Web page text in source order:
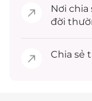
Nơi
đời
Chia sẻ